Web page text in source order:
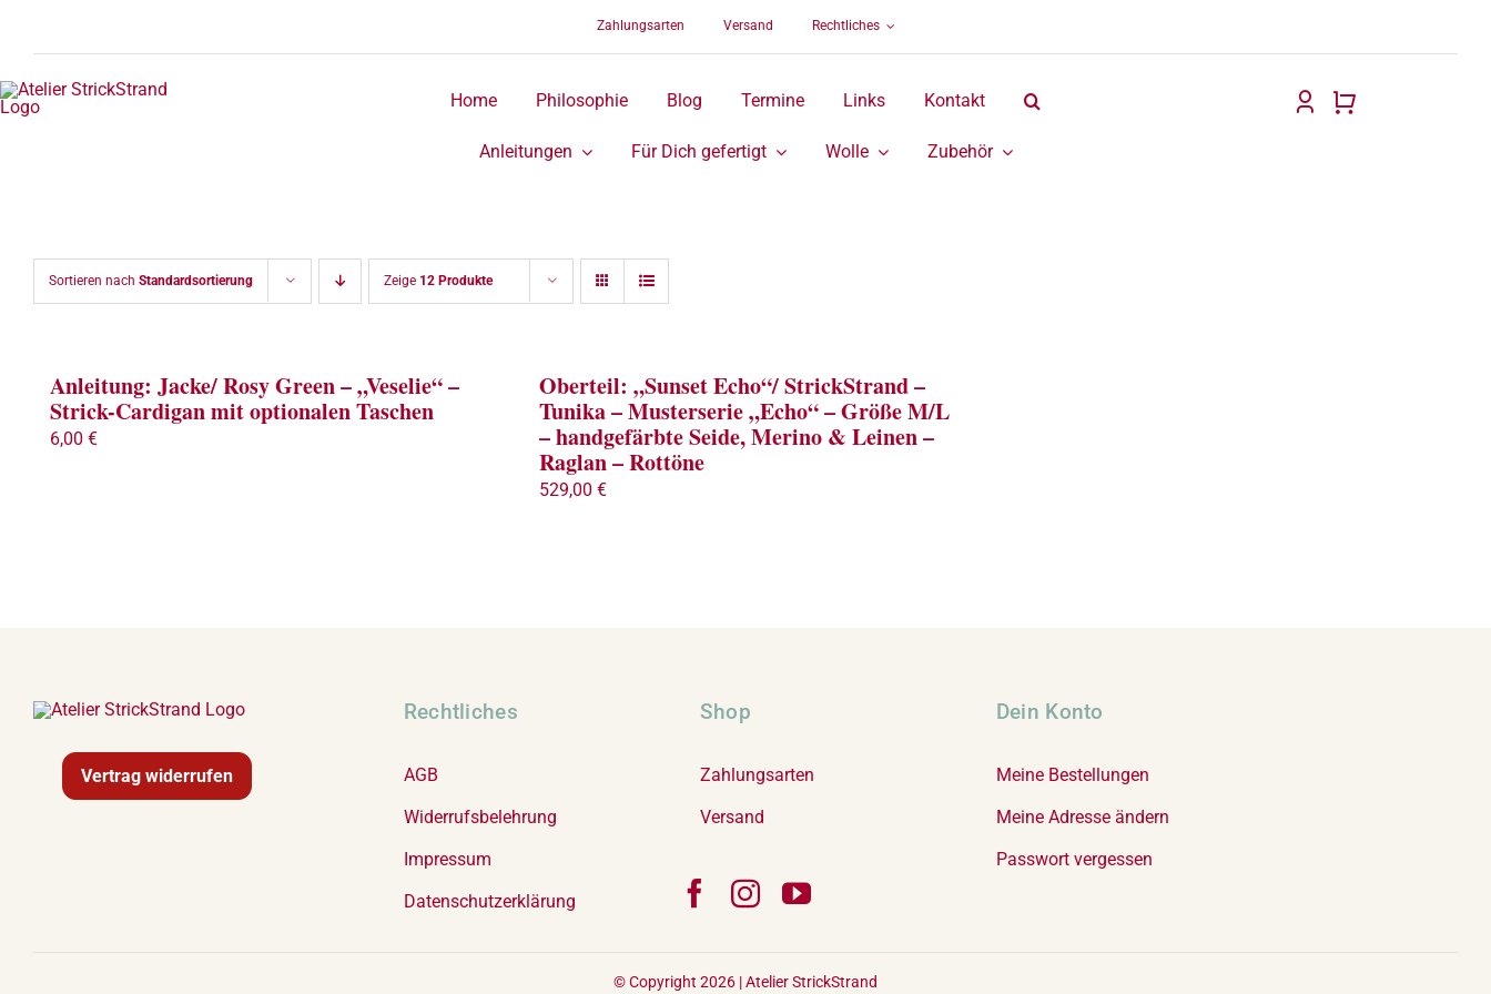
springen
Zahlungsarten Versand Rechtliches
Home Philosophie Blog Termine Links Kontakt
Anleitungen Für Dich gefertigt Wolle Zubehör
Sortieren nach Standardsortierung Zeige 12 Produkte
Anleitung: Jacke/ Rosy Green – „Veselie“ –
Strick-Cardigan mit optionalen Taschen
6,00 €
Oberteil: „Sunset Echo“/ StrickStrand –
Tunika – Musterserie „Echo“ – Größe M/L
– handgefärbte Seide, Merino & Leinen –
Raglan – Rottöne
529,00€
Vertrag widerrufen
Rechtliches
AGB
Widerrufsbelehrung
Impressum
Datenschutzerklärung
Shop
Zahlungsarten
Versand
Dein Konto
Meine Bestellungen
Meine Adresse ändern
Passwort vergessen
© Copyright 2026 |Atelier StrickStrand